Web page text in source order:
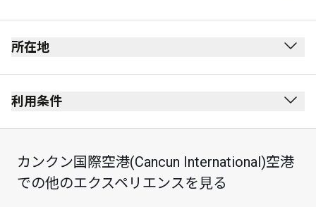
所在地
利用条件
カンクン国際空港(Cancun International)空港
での他のエクスペリエンスを見る